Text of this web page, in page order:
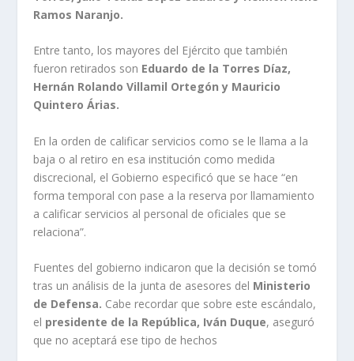
Ramos Naranjo.
Entre tanto, los mayores del Ejército que también
fueron retirados son Eduardo de la Torres Díaz,
Hernán Rolando Villamil Ortegón y Mauricio
Quintero Árias.
En la orden de calificar servicios como se le llama a la
baja o al retiro en esa institución como medida
discrecional, el Gobierno especificó que se hace “en
forma temporal con pase a la reserva por llamamiento
a calificar servicios al personal de oficiales que se
relaciona”.
Fuentes del gobierno indicaron que la decisión se tomó
tras un análisis de la junta de asesores del Ministerio
de Defensa. Cabe recordar que sobre este escándalo,
el presidente de la República, Iván Duque, aseguró
que no aceptará ese tipo de hechos